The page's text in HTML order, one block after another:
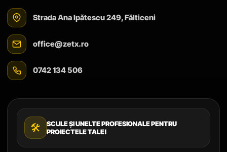
Strada Ana Ipătescu 249, Fălticeni
office@zetx.ro
0742 134 506
🛠️
SCULE ȘI UNELTE PROFESIONALE PENTRU
PROIECTELE TALE!